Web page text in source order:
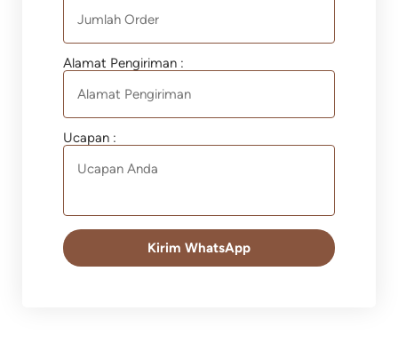
Alamat Pengiriman :
Ucapan :
Kirim WhatsApp